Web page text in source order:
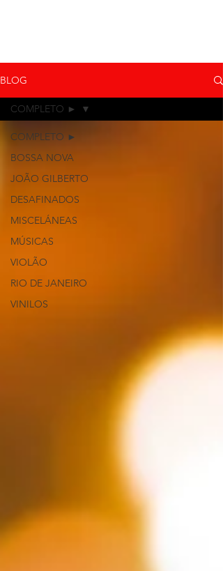
BLOG
COMPLETO ►
BOSSA NOVA
JOÃO GILBERTO
DESAFINADOS
MISCELÁNEAS
MÚSICAS
VIOLÃO
RIO DE JANEIRO
VINILOS
COMPLETO ►